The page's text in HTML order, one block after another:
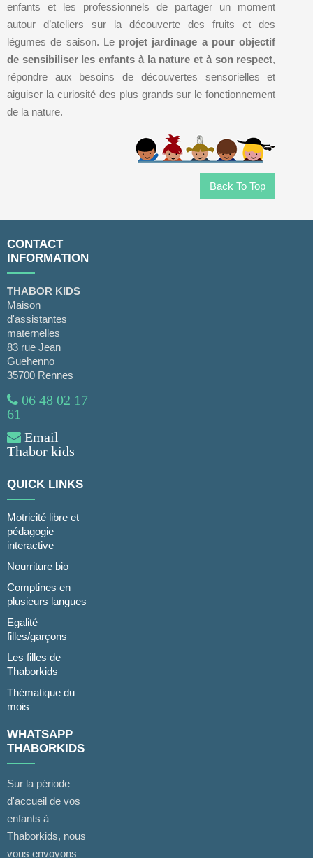
enfants et les professionnels de partager un moment
autour d’ateliers sur la découverte des fruits et des
légumes de saison. Le projet jardinage a pour objectif
de sensibiliser les enfants à la nature et à son respect,
répondre aux besoins de découvertes sensorielles et
aiguiser la curiosité des plus grands sur le fonctionnement
de la nature.
Back To Top
CONTACT
INFORMATION
THABOR KIDS
Maison
d'assistantes
maternelles
83 rue Jean
Guehenno
35700 Rennes
06 48 02 17
61
Email
Thabor kids
QUICK LINKS
Motricité libre et
pédagogie
interactive
Nourriture bio
Comptines en
plusieurs langues
Egalité
filles/garçons
Les filles de
Thaborkids
Thématique du
mois
WHATSAPP
THABORKIDS
Sur la période
d'accueil de vos
enfants à
Thaborkids, nous
vous envoyons